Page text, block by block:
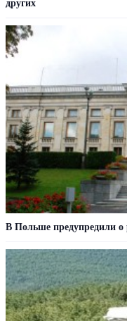
других
В Польше предупредили о